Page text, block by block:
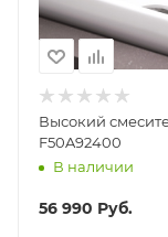
Высокий
F50A92400
В наличии
56 990 Руб.